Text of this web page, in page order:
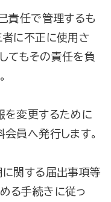
責任で管理するも
者に不正に使用さ
てもその責任を負
を変更するために
員へ発行します。
に関する届出事項等
る手続きに従っ